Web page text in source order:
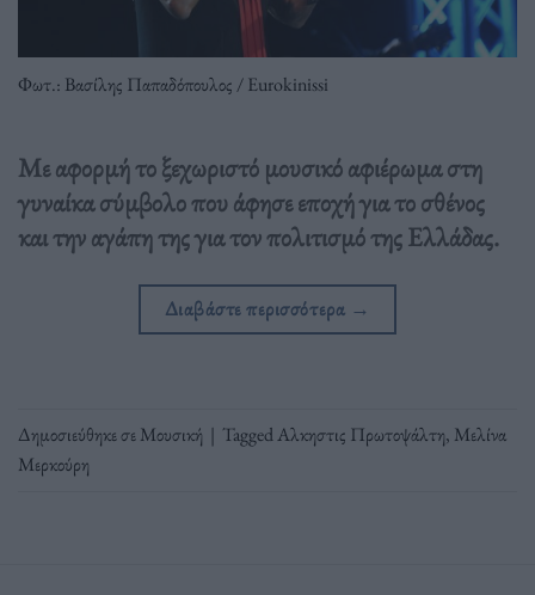
Φωτ.: Βασίλης Παπαδόπουλος / Eurokinissi
Με αφορμή το ξεχωριστό μουσικό αφιέρωμα στη
γυναίκα σύμβολο που άφησε εποχή για το σθένος
και την αγάπη της για τον πολιτισμό της Ελλάδας.
Διαβάστε περισσότερα →
Δημοσιεύθηκε σεΜουσική | TaggedΑλκηστις Πρωτοψάλτη, Μελίνα
Μερκούρη